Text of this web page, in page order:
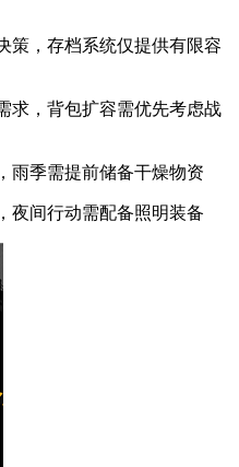
策，存档系统仅提供有限容
求，背包扩容需优先考虑战
雨季需提前储备干燥物资
夜间行动需配备照明装备